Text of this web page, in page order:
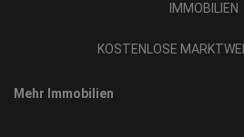
IMMOBILIEN
KOSTENLOSE
Mehr Immobilien